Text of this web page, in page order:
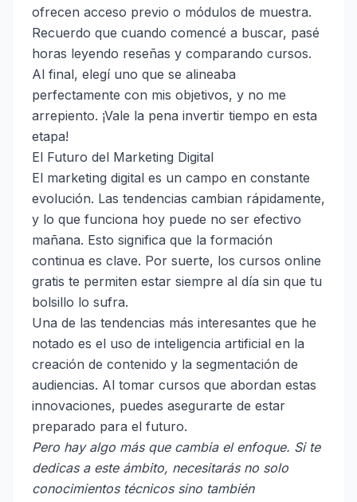
ofrecen acceso previo o módulos de muestra.
Recuerdo que cuando comencé a buscar, pasé
horas leyendo reseñas y comparando cursos.
Al final, elegí uno que se alineaba
perfectamente con mis objetivos, y no me
arrepiento. ¡Vale la pena invertir tiempo en esta
etapa!
El Futuro del Marketing Digital
El marketing digital es un campo en constante
evolución. Las tendencias cambian rápidamente,
y lo que funciona hoy puede no ser efectivo
mañana. Esto significa que la formación
continua es clave. Por suerte, los cursos online
gratis te permiten estar siempre al día sin que tu
bolsillo lo sufra.
Una de las tendencias más interesantes que he
notado es el uso de inteligencia artificial en la
creación de contenido y la segmentación de
audiencias. Al tomar cursos que abordan estas
innovaciones, puedes asegurarte de estar
preparado para el futuro.
Pero hay algo más que cambia el enfoque. Si te
dedicas a este ámbito, necesitarás no solo
conocimientos técnicos sino también